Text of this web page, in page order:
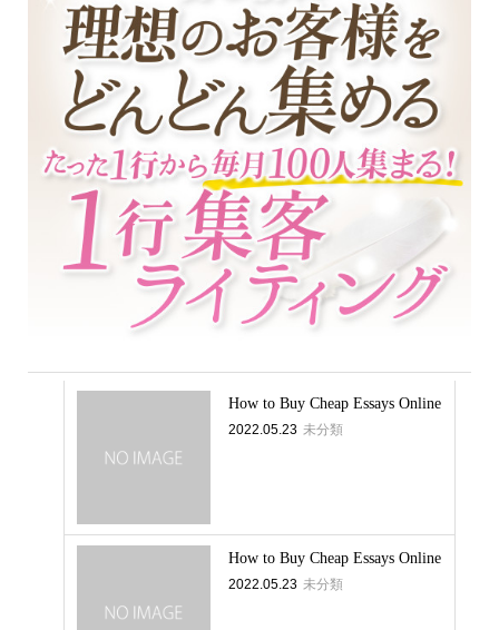
How to Buy Cheap Essays Online
2022.05.23 未分類
How to Buy Cheap Essays Online
2022.05.23 未分類